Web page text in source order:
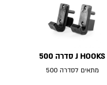
J HOOKS סדרה 500
מתאים לסדרה 500